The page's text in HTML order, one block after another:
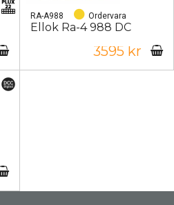
RA-A988 Ordervara
Ellok Ra-4 988 DC
3595 kr